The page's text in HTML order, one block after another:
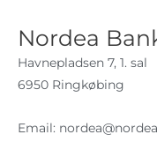
Nordea
Havnepladsen 7, 1. sal
6950 Ringkøbing
Email: